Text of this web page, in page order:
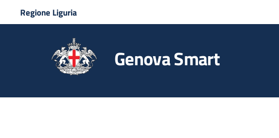
Regione Liguria
Genova Smart